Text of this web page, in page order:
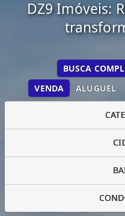
DZ9 Imóveis:
VENDA ALUGUEL
BUSCA